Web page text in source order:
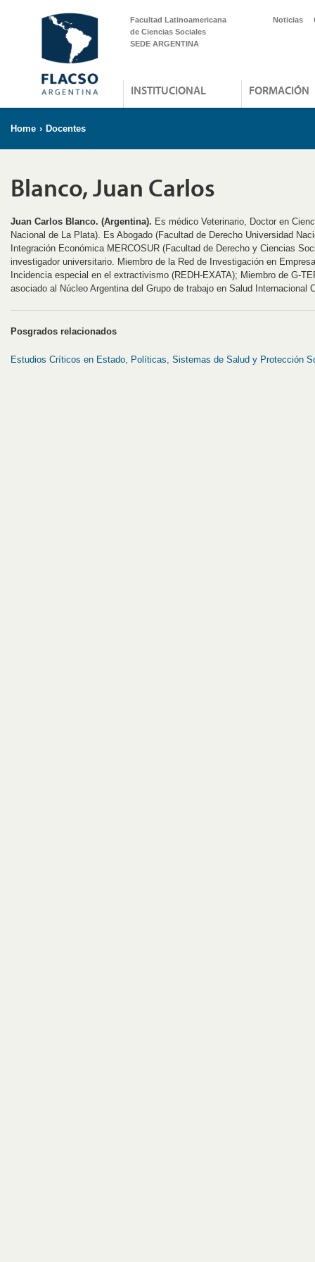
Facultad Latinoamericana
de Ciencias Sociales
SEDE ARGENTINA
Noticias
INSTITUCIONAL FORMACIÓN
Home › Docentes
Blanco, Juan Carlos
Juan Carlos Blanco. (Argentina). Es médico Veterinario, Doctor en
Nacional de La Plata). Es Abogado (Facultad de Derecho Universidad
Integración Económica MERCOSUR (Facultad de Derecho y Ciencias
investigador universitario. Miembro de la Red de Investigación en
Incidencia especial en el extractivismo (REDH-EXATA); Miembro de G-
asociado al Núcleo Argentina del Grupo de trabajo en Salud Internacional
Posgrados relacionados
Estudios Críticos en Estado, Políticas, Sistemas de Salud y Protección